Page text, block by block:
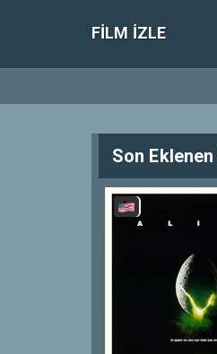
FILM IZLE
Son Eklenen